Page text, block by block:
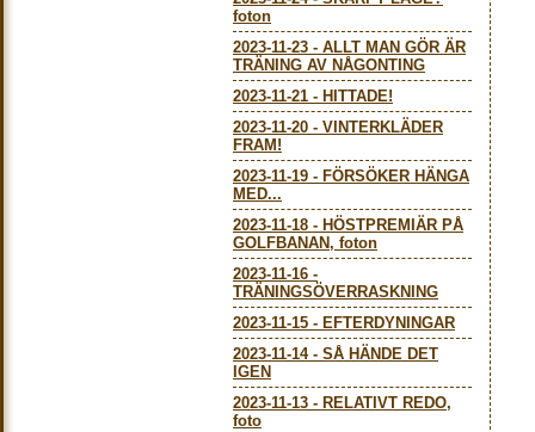
foton
2023-11-23 - ALLT MAN GÖR ÄR
TRÄNING AV NÅGONTING
2023-11-21 - HITTADE!
2023-11-20 - VINTERKLÄDER
FRAM!
2023-11-19 - FÖRSÖKER HÄNGA
MED...
2023-11-18 - HÖSTPREMIÄR PÅ
GOLFBANAN, foton
2023-11-16 -
TRÄNINGSÖVERRASKNING
2023-11-15 - EFTERDYNINGAR
2023-11-14- SÅ HÄNDE DET
IGEN
2023-11-13 - RELATIVT REDO,
foto